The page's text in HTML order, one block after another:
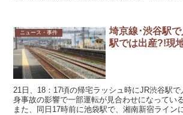
ニュース・事件
埼京線･渋谷駅
駅では出産?!現
21日、18：17頃の帰宅ラッシュ時にJR渋谷駅
身事故の影響で一部運転が見合わせになってい
また、同日17時前に池袋駅で、湘南新宿ライン